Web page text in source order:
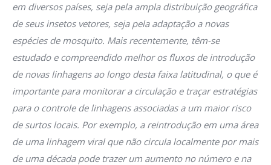
em diversos países, seja pela ampla distribuição geográfica
de seus insetos vetores, seja pela adaptação a novas
espécies de mosquito. Mais recentemente, têm-se
estudado e compreendido melhor os fluxos de introdução
de novas linhagens ao longo desta faixa latitudinal, o que é
importante para monitorar a circulação e traçar estratégias
para o controle de linhagens associadas a um maior risco
de surtos locais. Por exemplo, a reintrodução em uma área
de uma linhagem viral que não circula localmente por mais
de uma década pode trazer um aumento no número e na